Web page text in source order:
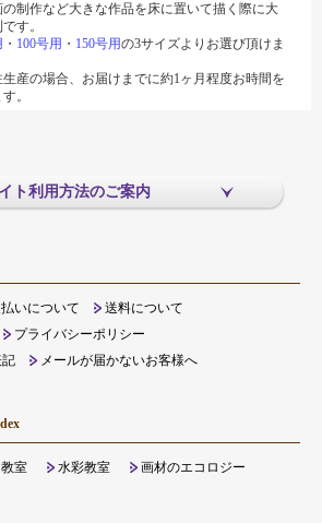
の制作など大きな作品を床に置いて描く際に大
す。
・ 100号用 ・ 150号用の3サイズよりお選び頂けま
産の場合、お届けまでに約1ヶ月程度お時間を
。
ト利用方法のご案内
いについて
送料について
プライバシーポリシー
メールが届かないお客様へ
室 水彩教室
画材のエコロジー